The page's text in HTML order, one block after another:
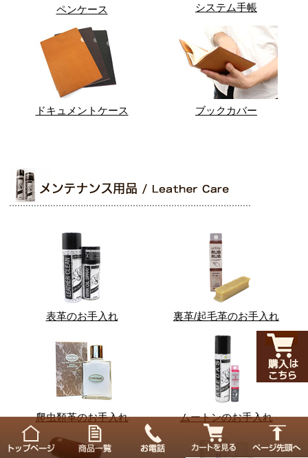
ペンケース システム手帳
ドキュメントケース ブックカバー
表革のお手入れ 裏革/起毛革のお手入れ
爬虫類革のお手入れ ムートンのお手入れ